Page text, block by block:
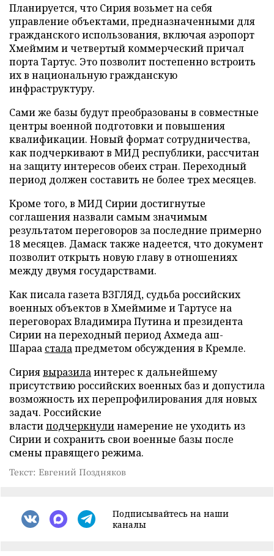
Планируется, что Сирия возьмет на себя
управление объектами, предназначенными для
гражданского использования, включая аэропорт
Хмеймим и четвертый коммерческий причал
порта Тартус. Это позволит постепенно встроить
их в национальную гражданскую
инфраструктуру.
Сами же базы будут преобразованы в совместные
центры военной подготовки и повышения
квалификации. Новый формат сотрудничества,
как подчеркивают в МИД республики, рассчитан
на защиту интересов обеих стран. Переходный
период должен составить не более трех месяцев.
Кроме того, в МИД Сирии достигнутые
соглашения назвали самым значимым
результатом переговоров за последние примерно
18 месяцев. Дамаск также надеется, что документ
позволит открыть новую главу в отношениях
между двумя государствами.
Как писала газета ВЗГЛЯД, судьба российских
военных объектов в Хмеймиме и Тартусе на
переговорах Владимира Путина и президента
Сирии на переходный период Ахмеда аш-
Шараа сталапредметом обсуждения в Кремле.
Сириявыразилаинтерес к дальнейшему
присутствию российских военных баз и допустила
возможность их перепрофилирования для новых
задач. Российские
властиподчеркнулинамерение не уходить из
Сирии и сохранить свои военные базы после
смены правящего режима.
Текст: Евгений Поздняков
Подписывайтесь на наши
каналы